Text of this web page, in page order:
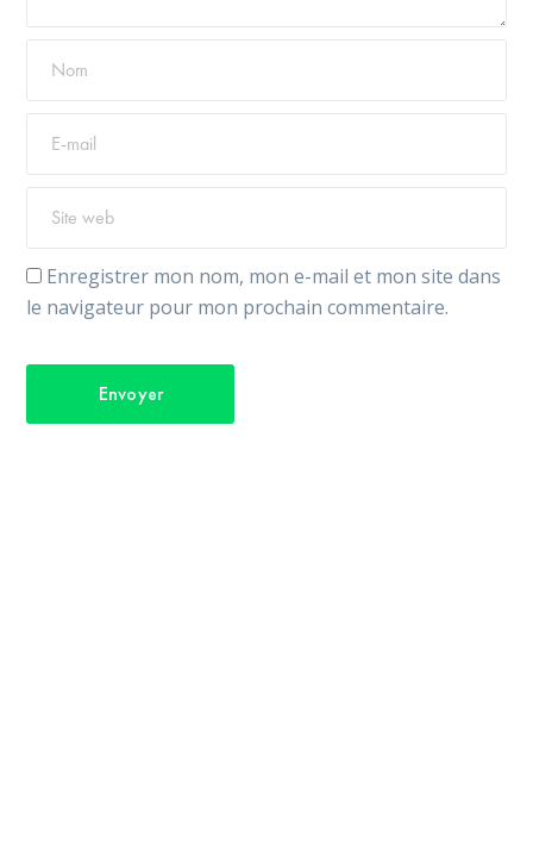
Enregistrer mon nom, mon e-mail et mon site dans
le navigateur pour mon prochain commentaire.